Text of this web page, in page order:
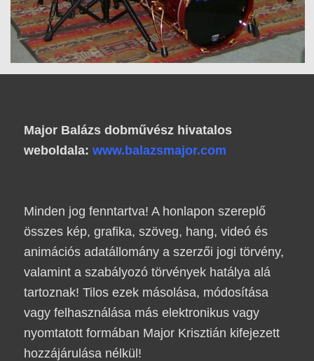
Major Balázs dobművész hivatalos
weboldala: www.balazsmajor.com
Minden jog fenntartva! A honlapon szereplő
összes kép, grafika, szöveg, hang, videó és
animációs adatállomány a szerzői jogi törvény,
valamint a szabályozó törvények hatálya alá
tartoznak! Tilos ezek másolása, módosítása
vagy felhasználása más elektronikus vagy
nyomtatott formában Major Krisztián kifejezett
hozzájárulása nélkül!